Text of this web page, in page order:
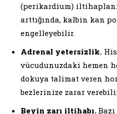
(perikardium)
arttığında, kalbin kan
engelleyebilir.
Adrenal yetersizlik.
vücudunuzdaki hemen
dokuya talimat veren
bezlerinize zarar
Beyin zarı iltihabı.